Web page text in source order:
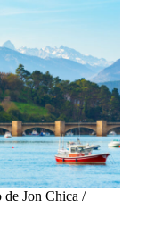
de Jon Chica /